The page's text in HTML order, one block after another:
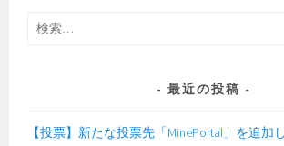
検
最近の投稿
【投票】新たな投票先「MinePortal」を追加